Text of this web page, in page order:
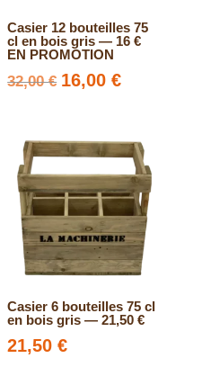
Casier 12 bouteilles 75
cl en bois gris — 16 €
EN PROMOTION
32,00€ Le
était :
32,00 €.
16,00€Le
est :
16,00 €.
Casier 6 bouteilles 75 cl
en bois gris — 21,50 €
21,50€